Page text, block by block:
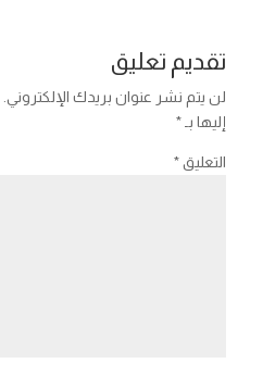
تقديم تعليق
لن يتم نشر عنوان بريدك الإلكتروني.
إليها بـ *
التعليق*